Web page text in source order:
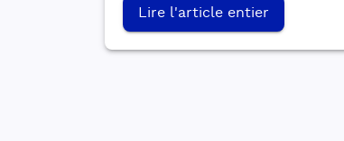
Lire l'article entier